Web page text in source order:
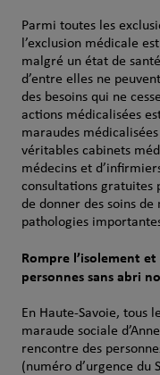
Parmi toutes les
l’exclusion médicale
malgré un état de
d’entre elles ne
des besoins qui ne
actions médicalisées
maraudes
véritables cabinets
médecins et
consultations gratuites
de donner des soins
pathologies
Rompre l’isolement
personnes sans abri
En Haute-Savoie, tous
maraude sociale
rencontre des
(numéro d’urgence du